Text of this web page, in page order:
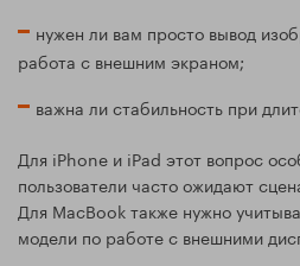
нужен ли вам просто вывод
работа с внешним экраном;
важна ли стабильность при
Для iPhone и iPad этот вопрос
пользователи часто ожидают
Для MacBook также нужно
модели по работе с внешними